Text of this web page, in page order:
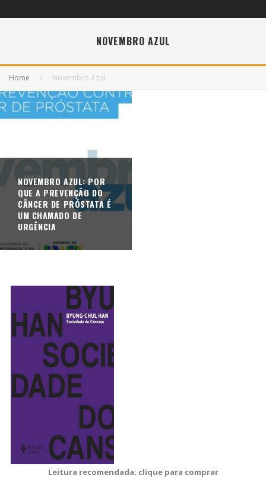
NOVEMBRO AZUL
Home Novembro Azul
NOVEMBRO AZUL: POR
QUE A PREVENÇÃO DO
CÂNCER DE PRÓSTATA É
UM CHAMADO DE
URGÊNCIA
Leitura recomendada: clique para comprar